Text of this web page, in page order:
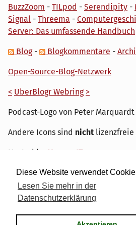
Diese Website verwendet
Lesen Sie mehr in der
Datenschutzerklärung
BuzzZoom - TILpod - Serendipity -
Signal - Threema -
Server: Das umfassende Handbuch
Blog- Blogkommentare -
Open-Source-Blog-Netzwerk
< UberBlogr Webring >
Podcast-Logo von Peter Marquardt
Andere Icons sind nicht lizenzfreie
Hosted by My own IT.
Serendipity& the dirk